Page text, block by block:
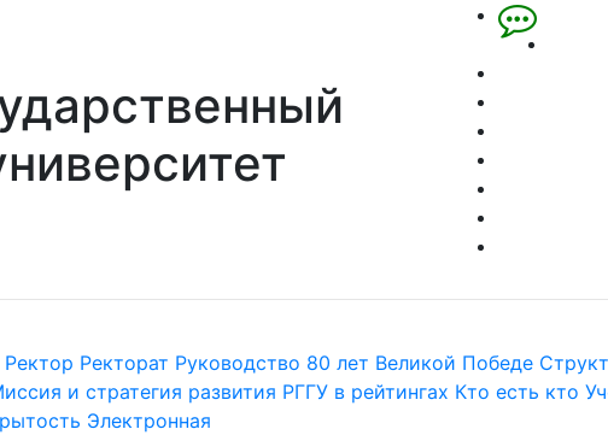
Ректор Ректорат Руководство 80 лет Великой Победе
и стратегия развития РГГУ в рейтингах Кто есть кто
Электронная